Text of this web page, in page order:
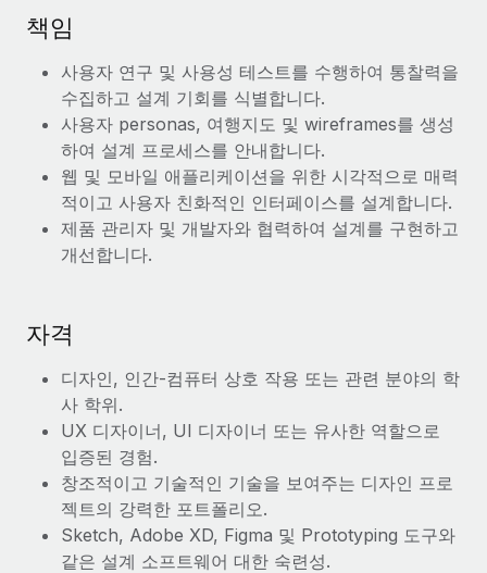
신원 조사
Compliance Watchtower
규정 준수 관련 위험에 선제적으로 대응
기기 관리
전 세계 IT 장비 제공 및 추적 관리
법인 설립
글로벌 인재 이동 및 전근
복리후생
손쉬운 직원 복리후생 관리
사례 연구
지원받기
모든 리소스 보기
블로그
글로벌 급여
EOR 및 PEO
계약자 관리
블로그 둘러보기
블로그
Remote 제품 관련 소식: Gusto 및 Xero와의 통합과
Remote Contractor Management Plus
Remote의 사명은 모든 규모의 기업이 전 세계 어디서든 업무에 가
장 적합 사람을 찾아 채용 및 관리하고 급여를 지급하도록 돕는 것
책임
사용자 연구 및 사용성 테스트를 수행하여 통찰력을
수집하고 설계 기회를 식별합니다.
사용자 personas, 여행지도 및 wireframes를 생성
하여 설계 프로세스를 안내합니다.
웹 및 모바일 애플리케이션을 위한 시각적으로 매력
적이고 사용자 친화적인 인터페이스를 설계합니다.
제품 관리자 및 개발자와 협력하여 설계를 구현하고
개선합니다.
자격
디자인, 인간-컴퓨터 상호 작용 또는 관련 분야의 학
사 학위.
UX 디자이너, UI 디자이너 또는 유사한 역할으로
입증된 경험.
창조적이고 기술적인 기술을 보여주는 디자인 프로
젝트의 강력한 포트폴리오.
Sketch, Adobe XD, Figma 및 Prototyping 도구와
같은 설계 소프트웨어 대한 숙련성.